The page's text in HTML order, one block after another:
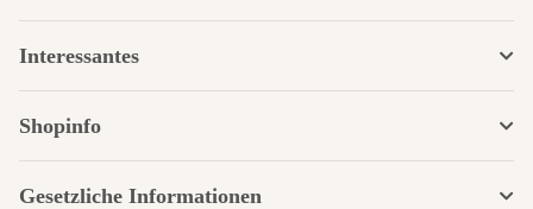
Interessantes
Shopinfo
Gesetzliche Informationen